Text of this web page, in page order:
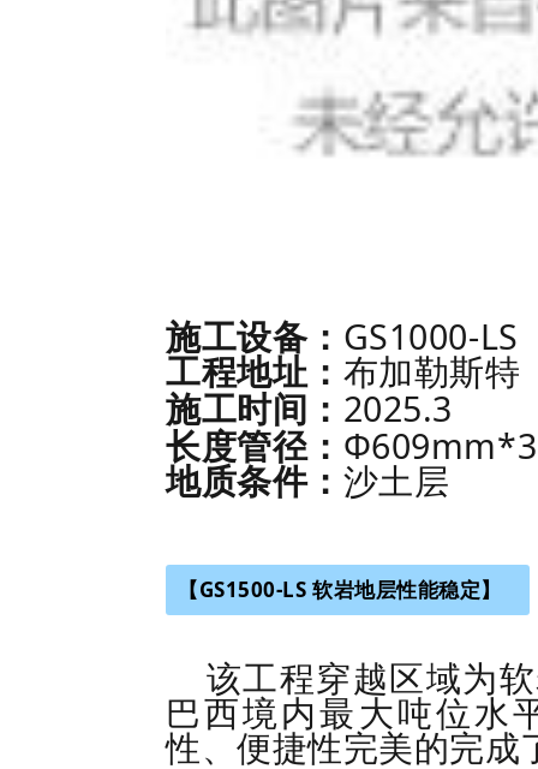
施工设备： GS1000-LS
工程地址： 布加勒斯特
施工时间： 2025.3
长度管径：
地质条件： 沙土层
【GS1500-LS 软岩地层性能稳定】
该工程穿越区域为
巴西境内最大吨位水
性、便捷性完美的完成